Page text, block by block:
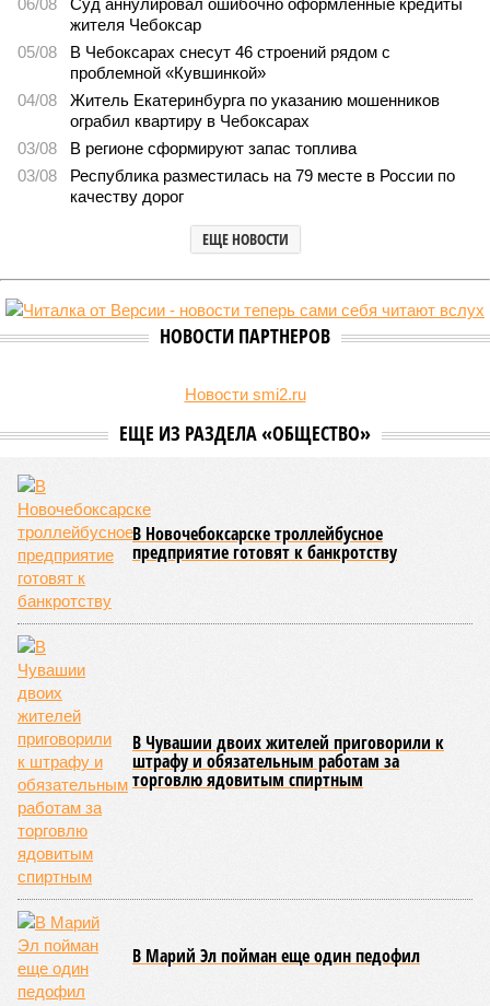
В регионе учреждены удостоверения мастеров спорта по
борьбе керешу
2034
Заткнуть за пояс
В регионе учреждены удостоверения мастеров спорта по борьбе керешу
(фото: wikimedia commons/Ilsurikat)
В Чувашской Республике последовательно реализуются меры,
направленные на повышение статуса и институциональное
развитие национальной борьбы на поясах керешу.
Региональные власти не ограничились
дисциплины в качестве приоритетной, но также утвердили
официальную систему спортивных званий и
соответствующие положения и образцы наградных
атрибутов на уровне правительства субъекта. Согласно
обнародованным материалам, введены удостоверения и
нагрудные знаки мастера спорта Чувашии международного
класса по керешу, а также мастера спорта Чувашии.
Параллельно с этим разработана полная разрядная сетка
по керешу, охватывающая все ступени от третьего
юношеского разряда до уровня кандидата в мастера
спорта. Такая структура призвана обеспечить системность
в подготовке юных атлетов и создать чёткие ориентиры
для последовательного повышения их квалификации.
Керешу представляет собой традиционное единоборство,
уходящее корнями в культуру чувашского народа. Схватка
проходит следующим образом: соперники располагаются
лицом друг к другу, при этом через пояс каждого из них
перекинуто специальное матерчатое полотенце;
удерживаясь за этот элемент экипировки, борцы вступают
в противоборство, основная задача которого заключается в
том, чтобы опрокинуть противника.
Современная версия чувашской национальной борьбы